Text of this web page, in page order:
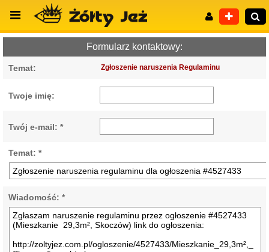
Formularz kontaktowy:
Temat: Zgłoszenie naruszenia Regulaminu
Twoje imię:
Twój e-mail: *
Temat: *
Wiadomość: *